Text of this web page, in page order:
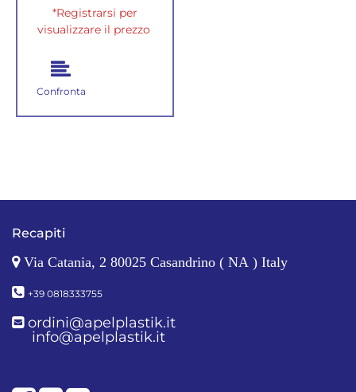
*Registrarsi per
visualizzare il prezzo
Confronta
Recapiti
Via Catania, 2 80025 Casandrino ( NA ) Italy
+39 0818333755
ordini@apelplastik.it
info@apelplastik.it